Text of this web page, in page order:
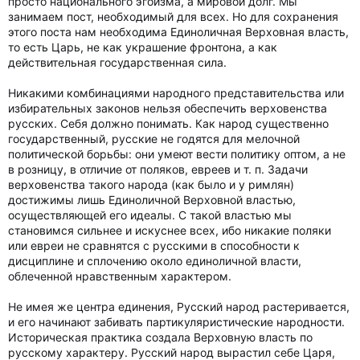
занимаем пост, необходимый для всех. Но для сохранения
этого поста нам необходима Единоличная Верховная власть,
то есть Царь, не как украшение фронтона, а как
действительная государственная сила.
Никакими комбинациями народного представительства или
избирательных законов нельзя обеспечить верховенства
русских. Себя должно понимать. Как народ существенно
государственный, русские не годятся для мелочной
политической борьбы: они умеют вести политику оптом, а не
в розницу, в отличие от поляков, евреев и т. п. Задачи
верховенства такого народа (как было и у римлян)
достижимы лишь Единоличной Верховной властью,
осуществляющей его идеалы. С такой властью мы
становимся сильнее и искуснее всех, ибо никакие поляки
или евреи не сравнятся с русскими в способности к
дисциплине и сплочению около единоличной власти,
облеченной нравственным характером.
Не имея же центра единения, Русский народ растеривается,
и его начинают забивать партикуляристические народности.
Историческая практика создала Верховную власть по
русскому характеру. Русский народ вырастил себе Царя,